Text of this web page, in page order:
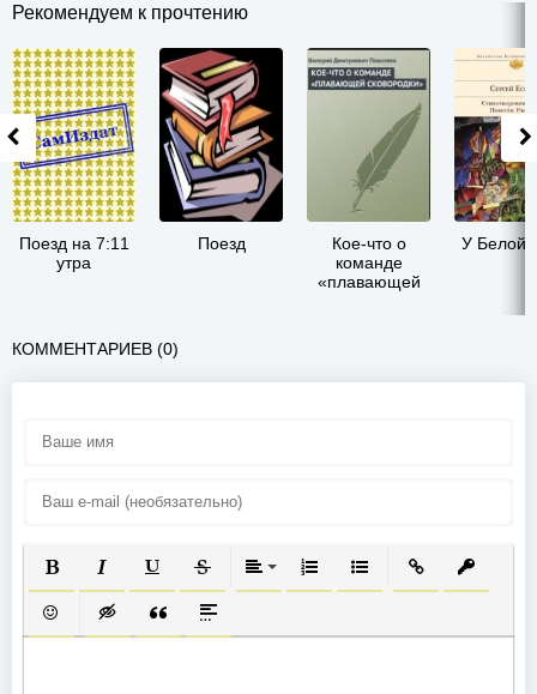
Рекомендуем к прочтению
Поезд на 7:11
утра
Поезд
Кое-что о
команде
«плавающей
У Белой
КОММЕНТАРИЕВ (0)
ПОЛУЖИРНЫЙ
КУРСИВПОДЧЕРКНУТЫЙ
ЗАЧЕРКНУТЫЙВЫРАВНИВАНИЕ
НУМЕРОВАННЫЙ СПИСОК
МАРКИРОВАННЫЙ
ВСТАВИТЬ
ВСТАВИТЬ СМАЙЛИК
ВСТАВКА СКРЫТОГО ТЕКСТА
ВСТАВКА ЦИТАТЫ
ВСТАВКА СПОЙЛЕРА